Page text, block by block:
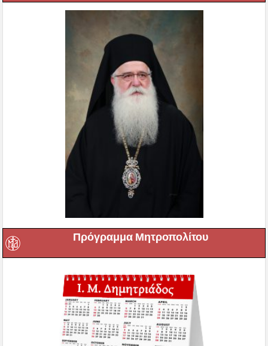
Πρόγραμμα Μητροπολίτου